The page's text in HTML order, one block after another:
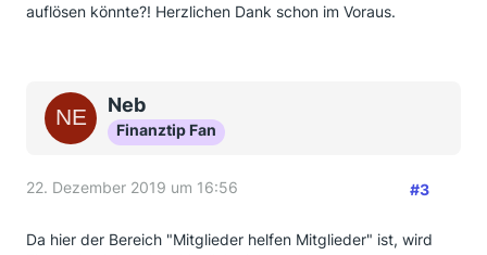
auflösen könnte?! Herzlichen Dank schon im Voraus.
Neb
Finanztip Fan
22. Dezember 2019 um 16:56 #3
Da hier der Bereich "Mitglieder helfen Mitglieder" ist, wird